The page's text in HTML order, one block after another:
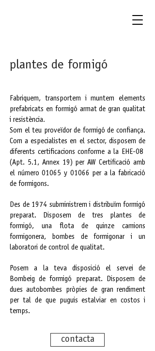
plantes de formigó
Fabriquem, transportem i muntem elements
prefabricats en formigó armat de gran qualitat
i resistència.
Som el teu proveïdor de formigó de confiança.
Com a especialistes en el sector, disposem de
diferents certificacions conforme a la EHE-08
(Apt. 5.1, Annex 19) per AW Certificació amb
el número 01065 y 01066 per a la fabricació
de formigons.
Des de 1974 subministrem i distribuïm formigó
preparat. Disposem de tres plantes de
formigó, una flota de quinze camions
formigonera, bombes de formigonar i un
laboratori de control de qualitat.
Posem a la teva disposició el servei de
Bombeig de formigó preparat. Disposem de
dues autobombes pròpies de gran rendiment
per tal de que puguis estalviar en costos i
temps.
contacta